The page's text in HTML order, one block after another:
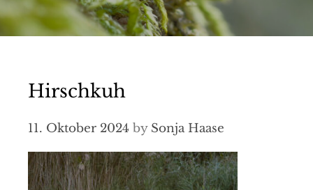
Hirschkuh
11. Oktober 2024 by Sonja Haase